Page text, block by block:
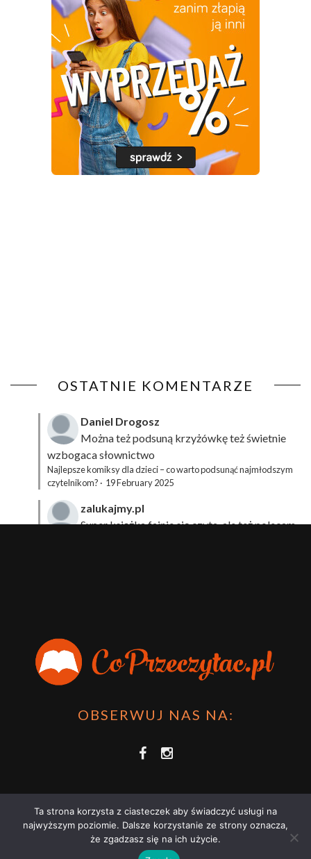
OSTATNIE KOMENTARZE
Daniel Drogosz
Można też podsuną krzyżówkęteż świetnie
wzbogaca słownictwo
Najlepsze komiksy dla dzieci – co warto podsunąć najmłodszym
czytelnikom? · 19 February 2025
zalukajmy.pl
Super książka fajnie się czyta, ale też polecam
książki skoro czyta się np na czytniku.
Planer Książkary – ten gadżet powinien mieć każdy
książkoholik!
8 December 2023
OBSERWUJ NAS NA:
COPRZECZYTAĆ.PL 2021 | STRONA WYKORZYSTUJE PLIKI COOKIES |
Ta strona korzysta z ciasteczek aby świadczyć usługi na
najwyższym poziomie. Dalsze korzystanie ze strony oznacza,
że zgadzasz się na ich użycie.